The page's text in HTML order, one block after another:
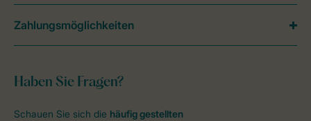
Haben Sie Fragen?
Schauen Sie sich die häufig gestellten
Zahlungsmöglichkeiten